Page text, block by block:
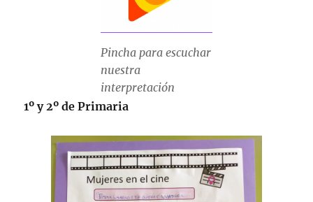
Pincha para escuchar
nuestra
interpretación
1º y 2º de Primaria